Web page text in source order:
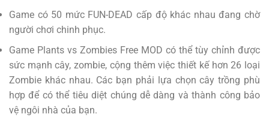
Game có 50 mức FUN-DEAD cấp độ khác nhau đang chờ
người chơi chinh phục.
Game Plants vs Zombies Free MOD có thể tùy chỉnh được
sức mạnh cây, zombie, cộng thêm việc thiết kế hơn 26 loại
Zombie khác nhau. Các bạn phải lựa chọn cây trồng phù
hợp để có thể tiêu diệt chúng dễ dàng và thành công bảo
vệ ngôi nhà của bạn.